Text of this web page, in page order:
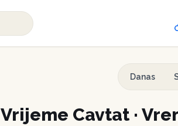
Danas
Vrijeme Cavtat·